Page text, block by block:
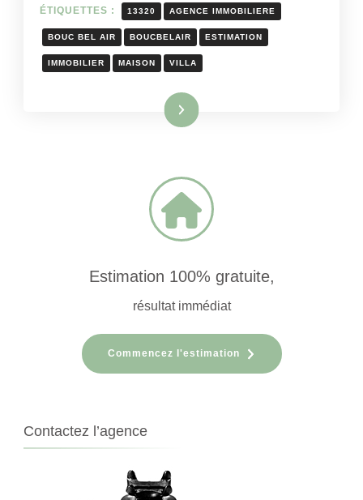
ÉTIQUETTES : 13320 AGENCE IMMOBILIERE
BOUC BEL AIR BOUCBELAIR ESTIMATION
IMMOBILIER MAISON VILLA
Lire la suite
Estimation 100% gratuite,
résultat immédiat
Commencez l'estimation
Contactez l’agence